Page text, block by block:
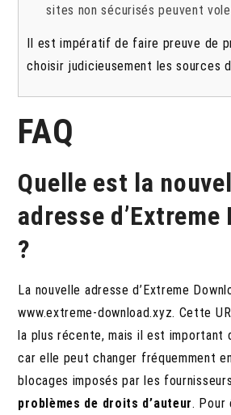
sites non sécurisés peuvent
Il est impératif de faire preuve de
choisir judicieusement les sources
FAQ
Quelle est la
adresse d’Extreme
?
La nouvelle adresse d’Extreme
www.extreme-download.xyz. Cette
la plus récente, mais il est important
car elle peut changer fréquemment
blocages imposés par les
problèmes de droits d’auteur. Pour